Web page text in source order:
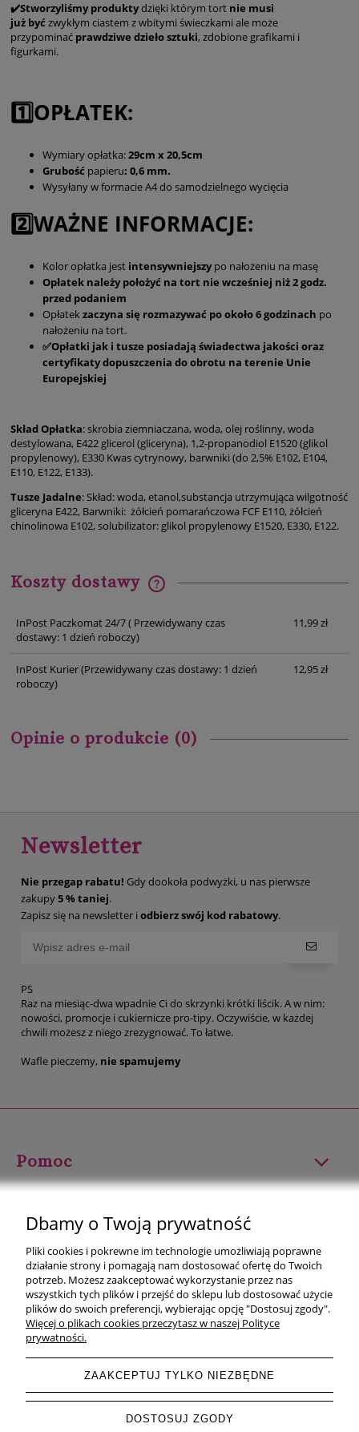
✔️Stworzyliśmy produktydzięki którym tort nie musi
już być zwykłym ciastem z wbitymi świeczkami ale może
przypominać prawdziwe dzieło sztuki, zdobione grafikami i
figurkami.
1️⃣OPŁATEK:
Wymiary opłatka:29cm x 20,5cm
Grubość papieru: 0,6 mm.
Wysyłany w formacie A4 do samodzielnego wycięcia
2️⃣WAŻNE INFORMACJE:
Kolor opłatka jest intensywniejszypo nałożeniu na masę
Opłatek należy położyć na tort nie wcześniej niż 2 godz.
przed podaniem
Opłatekzaczyna się rozmazywać po około 6 godzinach po
nałożeniu na tort.
✅Opłatki jak i tusze posiadają świadectwa jakości oraz
certyfikaty dopuszczenia do obrotu na terenie Unie
Europejskiej
Skład Opłatka: skrobia ziemniaczana, woda, olej roślinny, woda
destylowana, E422 glicerol (gliceryna), 1,2-propanodiol E1520 (glikol
propylenowy), E330 Kwas cytrynowy, barwniki (do 2,5% E102, E104,
E110, E122, E133).
Tusze Jadalne: Skład: woda, etanol,substancja utrzymująca wilgotność
gliceryna E422, Barwniki: żółcień pomarańczowa FCF E110, żółcień
chinolinowa E102, solubilizator: glikol propylenowy E1520, E330, E122.
Koszty dostawy
InPost Paczkomat 24/7( Przewidywany czas
dostawy: 1 dzień roboczy)
11,99 zł
InPost Kurier(Przewidywany czas dostawy: 1 dzień
roboczy)
12,95 zł
Opinie o produkcie (0)
Newsletter
Nie przegap rabatu! Gdy dookoła podwyżki, u nas pierwsze
zakupy5 % taniej.
Zapisz się na newsletter i odbierz swój kod rabatowy.
PS
Raz na miesiąc-dwa wpadnie Ci do skrzynki krótki liścik. A w nim:
nowości, promocje i cukiernicze pro-tipy. Oczywiście, w każdej
chwili możesz z niego zrezygnować. To łatwe.
Wafle pieczemy, nie spamujemy
Pomoc
Płatności i dostawa
Informacje
O nas
pokaż pełną wersję strony
Dbamy o Twoją prywatność
Pliki cookies i pokrewne im technologie umożliwiają poprawne
działanie strony i pomagają nam dostosować ofertę do Twoich
potrzeb. Możesz zaakceptować wykorzystanie przez nas
wszystkich tych plików i przejść do sklepu lub dostosować użycie
plików do swoich preferencji, wybierając opcję "Dostosuj zgody".
Więcej o plikach cookies przeczytasz w naszej Polityce
prywatności.
ZAAKCEPTUJ TYLKO NIEZBĘDNE
DOSTOSUJ ZGODY